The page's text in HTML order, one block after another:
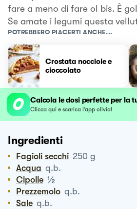
fare a meno di fare ol bis. È
Se amate i legumi questa
POTREBBERO PIACERTI ANCHE...
Crostata nocciole e
cioccolato
Calcola le dosi perfette per la
Clicca qui e scarica l’app olivia!
Ingredienti
Fagioli secchi 250 g
Acqua q.b.
Cipolle ½
Prezzemolo q.b.
Sale q.b.